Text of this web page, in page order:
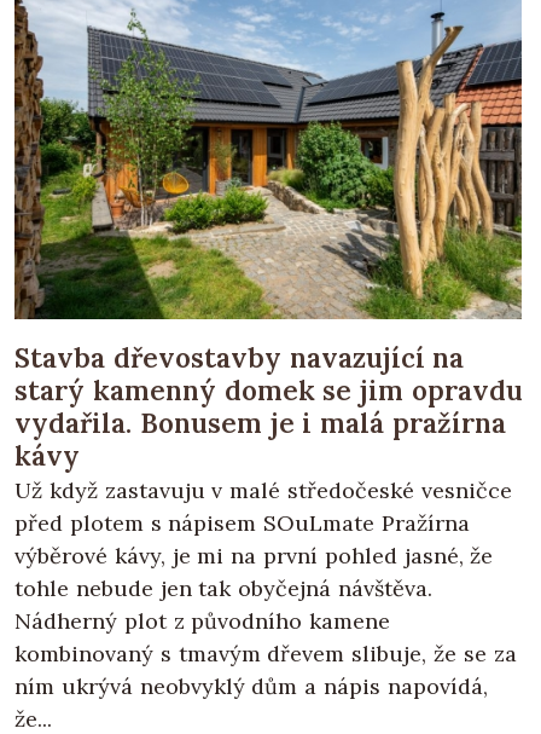
Stavba dřevostavby navazující na
starý kamenný domek se jim opravdu
vydařila. Bonusem je i malá pražírna
kávy
Už když zastavuju v malé středočeské vesničce
před plotem s nápisem SOuLmate Pražírna
výběrové kávy, je mi na první pohled jasné, že
tohle nebude jen tak obyčejná návštěva.
Nádherný plot z původního kamene
kombinovaný s tmavým dřevem slibuje, že se za
ním ukrývá neobvyklý dům a nápis napovídá,
že...